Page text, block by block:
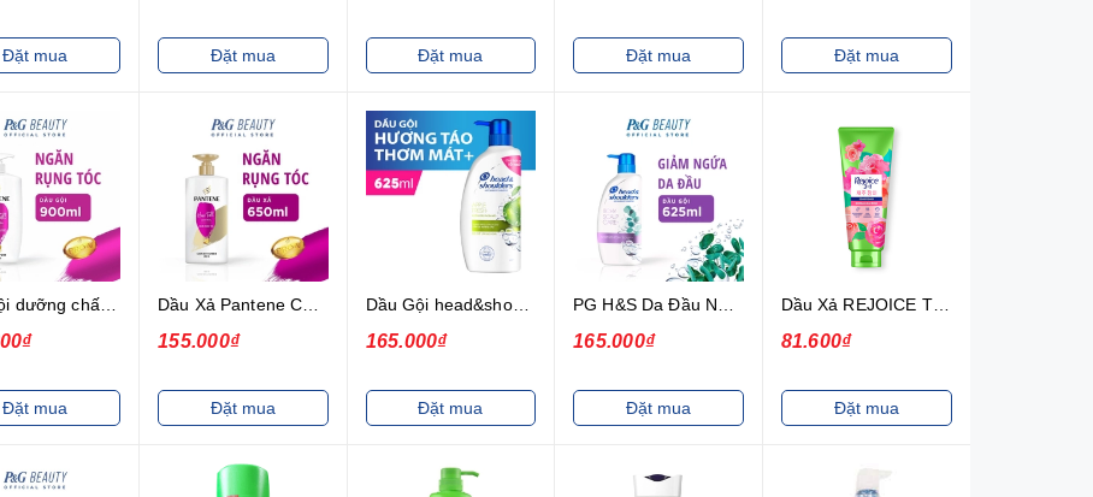
Đặt mua Đặt mua Đặt mua Đặt mua Đặt mua
Dầu gội dưỡng chất ngăn rụng tóc Pantene Pro-V 900ml
Đặt mua
155.000₫
Đặt mua
Dầu Gội head&shoulders Hương Táo 625ml
165.000₫
Đặt mua
165.000₫
Đặt mua
Dầu Xả REJOICE Thơm Mềm Mượt Jeju Chai 300ML
81.600₫
Đặt mua